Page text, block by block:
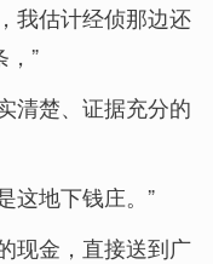
我估计经侦那边还
”
清楚、证据充分的
这地下钱庄。”
现金，直接送到广